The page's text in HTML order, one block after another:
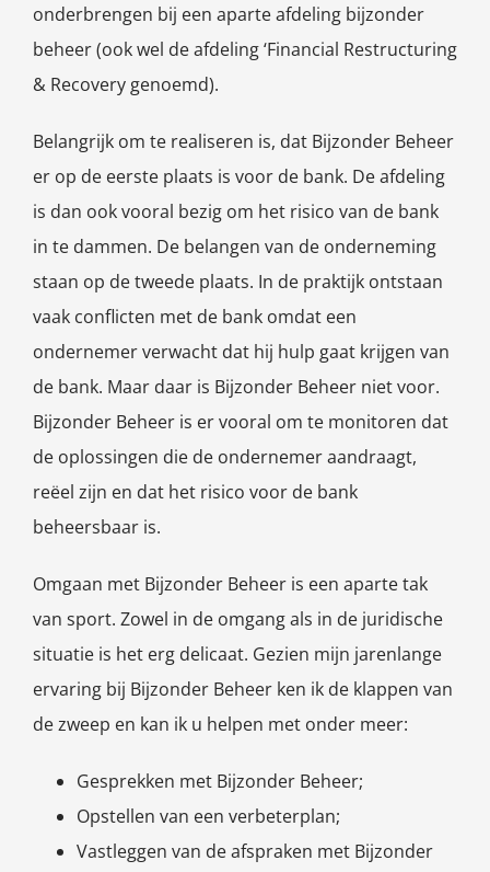
onderbrengen bij een aparte afdeling bijzonder
beheer (ook wel de afdeling ‘Financial Restructuring
& Recovery genoemd).
Belangrijk om te realiseren is, dat Bijzonder Beheer
er op de eerste plaats is voor de bank. De afdeling
is dan ook vooral bezig om het risico van de bank
in te dammen. De belangen van de onderneming
staan op de tweede plaats. In de praktijk ontstaan
vaak conflicten met de bank omdat een
ondernemer verwacht dat hij hulp gaat krijgen van
de bank. Maar daar is Bijzonder Beheer niet voor.
Bijzonder Beheer is er vooral om te monitoren dat
de oplossingen die de ondernemer aandraagt,
reëel zijn en dat het risico voor de bank
beheersbaar is.
Omgaan met Bijzonder Beheer is een aparte tak
van sport. Zowel in de omgang als in de juridische
situatie is het erg delicaat. Gezien mijn jarenlange
ervaring bij Bijzonder Beheer ken ik de klappen van
de zweep en kan ik u helpen met onder meer:
Gesprekken met Bijzonder Beheer;
Opstellen van een verbeterplan;
Vastleggen van de afspraken met Bijzonder